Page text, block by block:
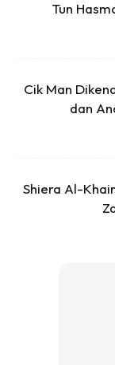
Jaga & Kekal
Semenjak Usia
Udang Bantu
Kongsi Resipi
berbanding
Tun
Cik Man
dan
Shiera Al-